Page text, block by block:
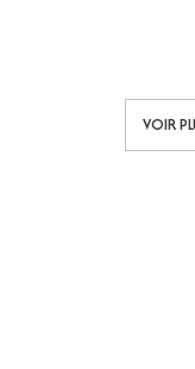
Chauffage
VOIR